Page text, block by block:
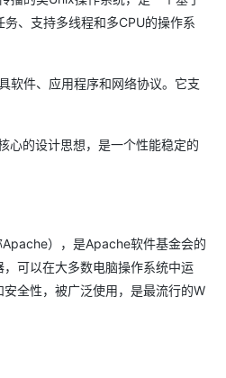
、支持多线程和多CPU的操作系
软件、应用程序和网络协议。它支
心的设计思想，是一个性能稳定的
），是Apache软件基金会的
可以在大多数电脑操作系统中运
全性，被广泛使用，是最流行的W